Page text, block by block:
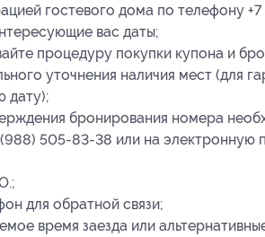
гостевого дома по телефону
вас даты;
процедуру покупки купона и
уточнения наличия мест (для
дату);
бронирования номера
505-83-38 или на электронную
для обратной связи;
время заезда или